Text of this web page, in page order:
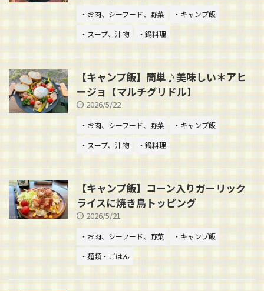
・お肉、シーフード、野菜
・キャンプ飯
・スープ、汁物
・鍋料理
【キャンプ飯】簡単♪美味しい＊アヒ
ージョ【マルチグリドル】
2026/5/22
・お肉、シーフード、野菜
・キャンプ飯
・スープ、汁物
・鍋料理
【キャンプ飯】コーン入りガーリック
ライスに焼き鳥トッピング
2026/5/21
・お肉、シーフード、野菜
・キャンプ飯
・麺類・ごはん